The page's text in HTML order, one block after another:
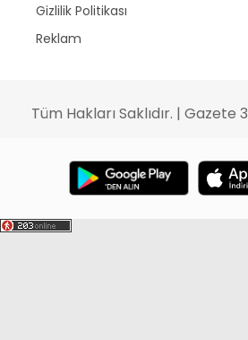
Gizlilik Politikası
Reklam
Tüm Hakları Saklıdır. | Gazete 3